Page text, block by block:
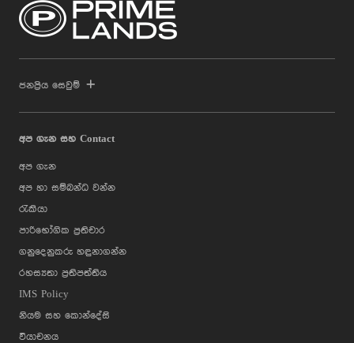
ජනප්‍රිය සෙවුම්
අප ගැන සහ Contact
අප ගැන
අප හා සම්බන්ධ වන්න
රැකියා
පාරිභෝගික ප්‍රතිචාර
ගනුදෙනුකරු හඳුනාගන්න
රහස්‍යතා ප්‍රතිපත්තිය
IMS Policy
නියම සහ කොන්දේසි
වියාචනය